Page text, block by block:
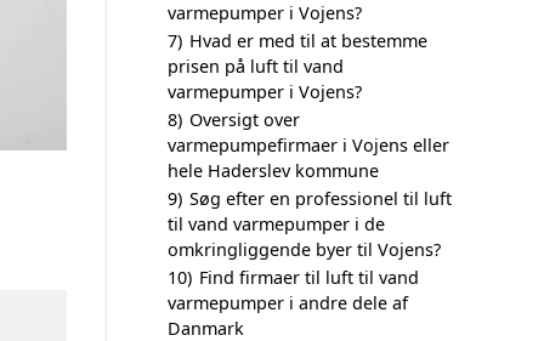
varmepumper i Vojens?
7) Hvad er med til at bestemme
prisen på luft til vand
varmepumper i Vojens?
8) Oversigt over
varmepumpefirmaer i Vojens eller
hele Haderslev kommune
9) Søg efter en professionel til luft
til vand varmepumper i de
omkringliggende byer til Vojens?
10) Find firmaer til luft til vand
varmepumper i andre dele af
Danmark